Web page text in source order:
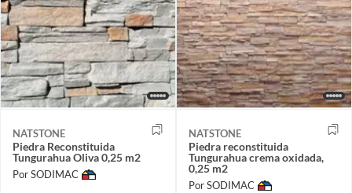
NATSTONE
Piedra Reconstituida
Tungurahua Oliva 0,25 m2
Por SODIMAC
NATSTONE
Piedra reconstituida
Tungurahua crema oxidada,
0,25 m2
Por SODIMAC